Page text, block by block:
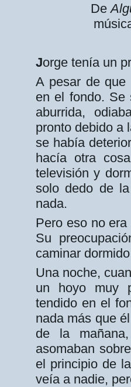
De
Jorge tenía un
A pesar de que
en el fondo. Se
aburrida,
pronto debido a
se había
hacía otra
televisión y
solo dedo de
nada.
Pero eso no
Su
caminar
Una noche,
un hoyo muy
tendido en el
nada más que
de la
asomaban
el principio de
veía a nadie,